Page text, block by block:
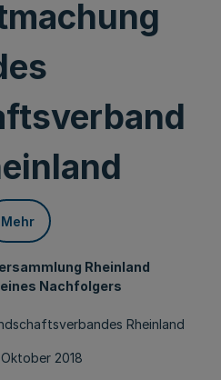
Mehr
Rheinland
Nachfolgers
Rheinland
Oktober 2018